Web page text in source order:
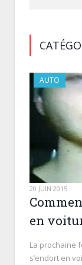
AUTO
20 JUIN 2015
en
La prochaine
s’endort en